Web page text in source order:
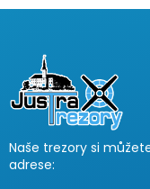
e
Naše trezory si
adrese: